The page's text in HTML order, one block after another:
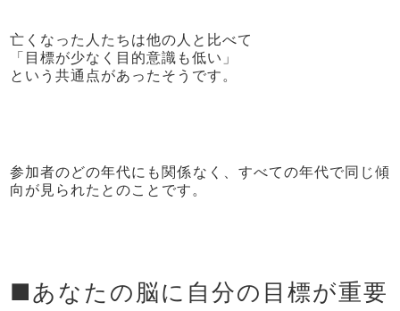
亡くなった人たちは他の人と比べて
「目標が少なく目的意識も低い」
という共通点があったそうです。
参加者のどの年代にも関係なく、すべての年代で同じ傾
向が見られたとのことです。
■あなたの脳に自分の目標が重要